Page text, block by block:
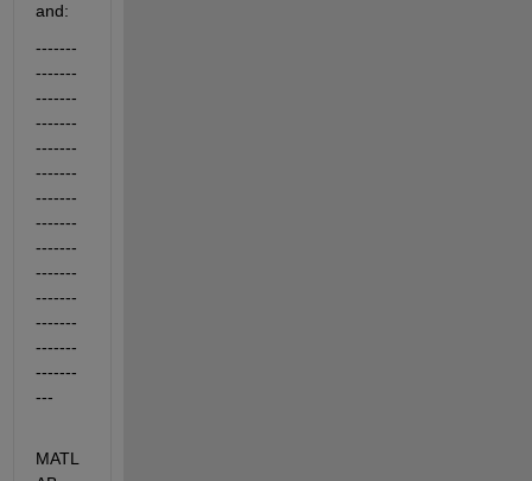
and:
-------
-------
-------
-------
-------
-------
-------
-------
-------
-------
-------
-------
-------
-------
---
MATL